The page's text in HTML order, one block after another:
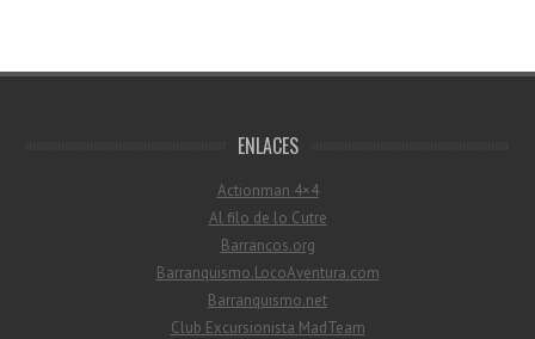
ENLACES
Actionman 4×4
Al filo de lo Cutre
Barrancos.org
Barranquismo.LocoAventura.com
Barranquismo.net
Club Excursionista MadTeam